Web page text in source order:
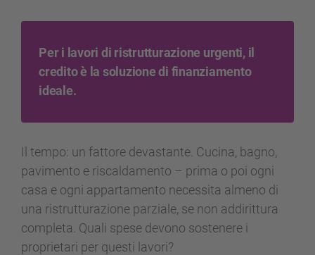
Per i lavori di ristrutturazione urgenti, il
credito è la soluzione di finanziamento
ideale.
Il tempo: un fattore devastante. Cucina, bagno,
pavimento e riscaldamento – prima o poi ogni
casa e ogni appartamento necessita almeno di
una ristrutturazione parziale, se non addirittura
completa. Quali spese devono sostenere i
proprietari per questi lavori?